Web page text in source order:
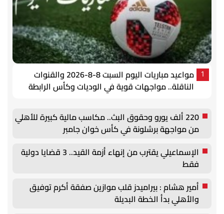
1
مواعيد مباريات اليوم السبت 8-8-2026 والقنوات
الناقلة.. مواجهات قوية في الوديات وكأس الرابطة
220 ألف يورو وحقوق البث.. مكاسب مالية كبيرة للأهلي
من مواجهة برشلونة في كأس خوان جامبر
الإسماعيلي يقترب من إنهاء أزمة القيد.. 3 قضايا دولية
فقط
أمير هشام : بيراميدز قلب موازين صفقة أكرم توفيق
والأهلي بدأ الخطة البديلة